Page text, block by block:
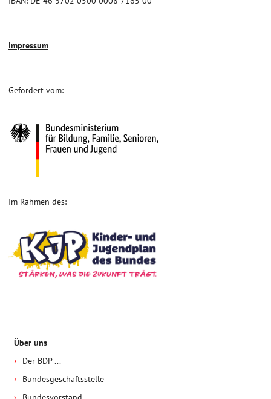
Impressum
Gefördert vom:
Im Rahmen des:
Über uns
Der BDP ...
Bundesgeschäftsstelle